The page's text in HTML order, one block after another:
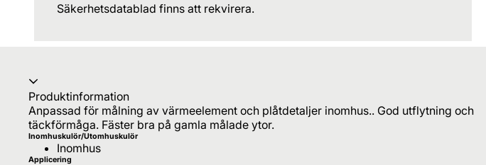
Säkerhetsdatablad finns att rekvirera.
Produktinformation
Anpassad för målning av värmeelement och plåtdetaljer inomhus.. God utflytning och
täckförmåga. Fäster bra på gamla målade ytor.
Inomhuskulör/Utomhuskulör
Inomhus
Applicering